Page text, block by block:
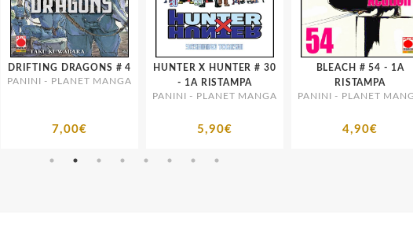
DRIFTING DRAGONS # 4
PANINI - PLANET MANGA
7,00€
HUNTER X HUNTER # 30
- 1A RISTAMPA
PANINI - PLANET MANGA
5,90€
BLEACH # 54 - 1A
RISTAMPA
PANINI - PLANET MANGA
4,90€